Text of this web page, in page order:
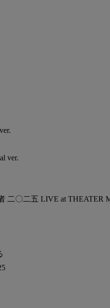
ver.
二〇二五 LIVE at THEATER